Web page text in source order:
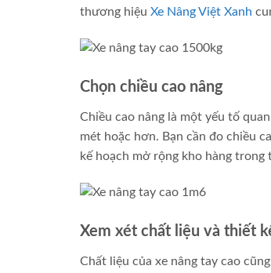
thương hiệu Xe Nâng Việt Xanh
Chọn chiều cao nâng
Chiều cao nâng là một yếu tố
mét hoặc hơn. Bạn cần đo chiều
kế hoạch mở rộng kho hàng
Xem xét chất liệu và thiết
Chất liệu của xe nâng tay cao